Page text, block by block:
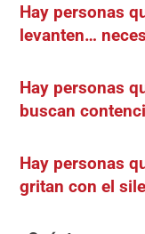
Hay personas
levanten…
Hay personas
buscan
Hay personas
gritan con el